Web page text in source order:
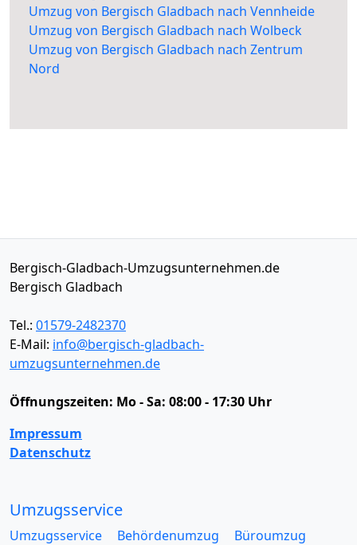
Umzug von Bergisch Gladbach nach Vennheide
Umzug von Bergisch Gladbach nach Wolbeck
Umzug von Bergisch Gladbach nach Zentrum
Nord
Bergisch-Gladbach-Umzugsunternehmen.de
Bergisch Gladbach
Tel.: 01579-2482370
E-Mail: info@bergisch-gladbach-
umzugsunternehmen.de
Öffnungszeiten: Mo - Sa: 08:00 - 17:30 Uhr
Impressum
Datenschutz
Umzugsservice
Umzugsservice Behördenumzug
Büroumzug